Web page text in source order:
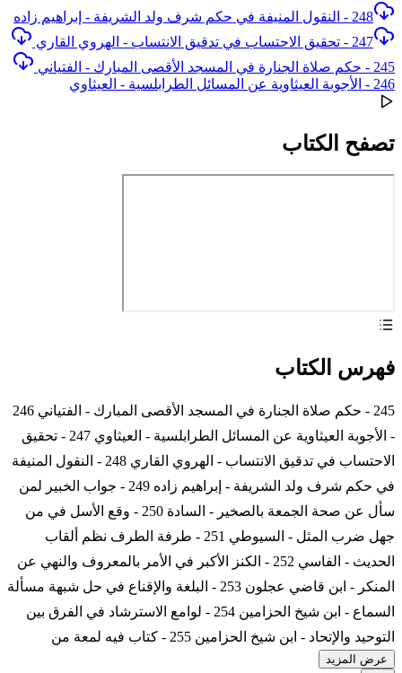
248 - النقول المنيفة في حكم شرف ولد الشريفة - إبراهيم زاده
247 - تحقيق الاحتساب في تدقيق الانتساب - الهروي القاري
245 - حكم صلاة الجنارة في المسجد الأقصى المبارك - الفتياني
246 - الأجوبة العيثاوية عن المسائل الطرابلسية - العيثاوي
تصفح الكتاب
فهرس الكتاب
245 - حكم صلاة الجنارة في المسجد الأقصى المبارك - الفتياني 246
- الأجوبة العيثاوية عن المسائل الطرابلسية - العيثاوي 247 - تحقيق
الاحتساب في تدقيق الانتساب - الهروي القاري 248 - النقول المنيفة
في حكم شرف ولد الشريفة - إبراهيم زاده 249 - جواب الخبير لمن
سأل عن صحة الجمعة بالصخير - السادة 250 - وقع الأسل في من
جهل ضرب المثل - السيوطي 251 - طرفة الطرف نظم ألقاب
الحديث - الفاسي 252 - الكنز الأكبر في الأمر بالمعروف والنهي عن
المنكر - ابن قاضي عجلون 253 - البلغة والإقناع في حل شبهة مسألة
السماع - ابن شيخ الحزامين 254 - لوامع الاسترشاد في الفرق بين
التوحيد والإتحاد - ابن شيخ الحزامين 255 - كتاب فيه لمعة من
عرض المزيد